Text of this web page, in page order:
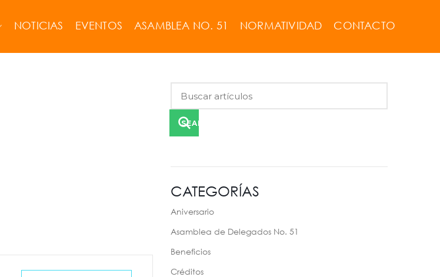
NOTICIAS EVENTOS ASAMBLEA NO. 51 NORMATIVIDAD CONTACTO
SEARCH
CATEGORÍAS
Aniversario
Asamblea de Delegados No. 51
Beneficios
Créditos